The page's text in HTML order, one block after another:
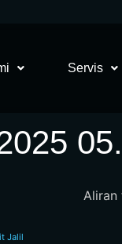
Servis
Aliran
Jalil